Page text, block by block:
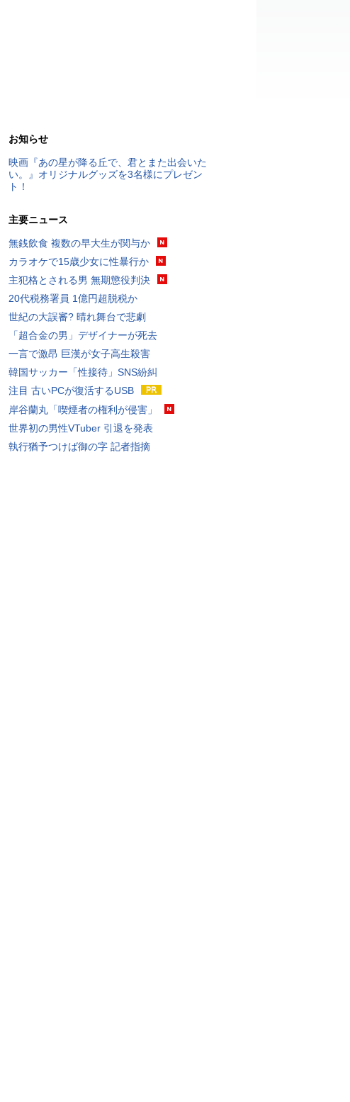
お知らせ
映画『あの星が降る丘で、君とまた出会いた
い。』オリジナルグッズを3名様にプレゼン
ト！
主要ニュース
無銭飲食 複数の早大生が関与か
カラオケで15歳少女に性暴行か
主犯格とされる男 無期懲役判決
20代税務署員 1億円超脱税か
世紀の大誤審? 晴れ舞台で悲劇
「超合金の男」デザイナーが死去
一言で激昂 巨漢が女子高生殺害
韓国サッカー「性接待」SNS紛糾
注目 古いPCが復活するUSB
岸谷蘭丸「喫煙者の権利が侵害」
世界初の男性VTuber 引退を発表
執行猶予つけば御の字 記者指摘